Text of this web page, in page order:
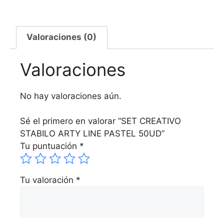
Valoraciones (0)
Valoraciones
No hay valoraciones aún.
Sé el primero en valorar “SET CREATIVO
STABILO ARTY LINE PASTEL 50UD”
Tu puntuación *
Tu valoración *